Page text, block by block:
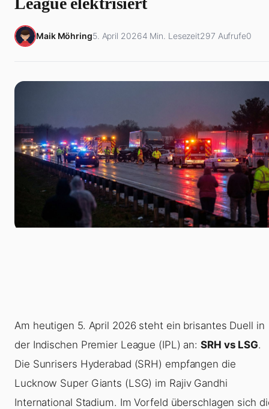
Maik Möhring5. April 20264 Min. Lesezeit297 Aufrufe0
Am heutigen 5. April 2026 steht ein brisantes Duell in
der Indischen Premier League (IPL) an:SRH vs LSG.
Die Sunrisers Hyderabad (SRH) empfangen die
Lucknow Super Giants (LSG) im Rajiv Gandhi
International Stadium. Im Vorfeld überschlagen sich